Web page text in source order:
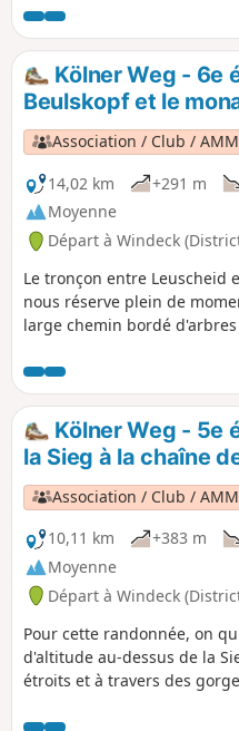
la Ruhr.
Kölner Weg - 6e
Beulskopf et le
Association / Club / AMM
14,02 km
+291 m
Moyenne
Départ à Windeck
Le tronçon entre Leuscheid
nous réserve plein de
large chemin bordé
instant. Après
la forêt jusqu'à
récompensés par une vue
avoir passé le chêne
grimpe enfin au Beulskopf
longeant la lisière de la
retrouve une magnifique
Marienthal avec son ancien
Kölner Weg - 5e
la Sieg à la chaîne
Association / Club / AMM
10,11 km
+383 m
Moyenne
Départ à Windeck
Pour cette randonnée, on
d'altitude au-dessus de la
étroits et à travers des